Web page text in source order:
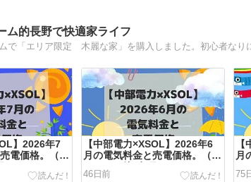
ム的長野で快適家ライフ
】2026年7
電価格。（タ
）
【中部電力×XSOL】2026年6
月の電気料金と売電価格。（タ
マホーム築7年目）
46日前
月
75